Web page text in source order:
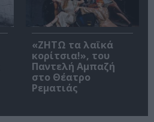
«ΖΗΤΩ τα λαϊκά
κορίτσια!», του
Παντελή Αμπαζή
στο Θέατρο
Ρεματιάς